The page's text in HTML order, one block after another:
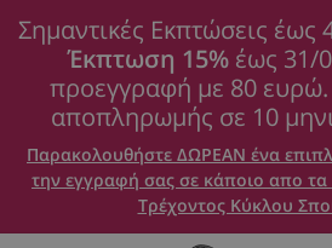
Σημαντικές Εκπτώσεις έως
Έκπτωση 15% έως 31/
προεγγραφή με 80 ευρώ.
αποπληρωμής σε 10
Παρακολουθήστε ΔΩΡΕΑΝ ένα
την εγγραφή σας σε κάποιο απο
Τρέχοντος Κύκλου